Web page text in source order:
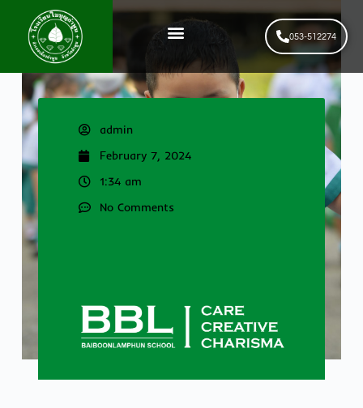
053-512274
admin
February 7, 2024
1:34 am
No Comments